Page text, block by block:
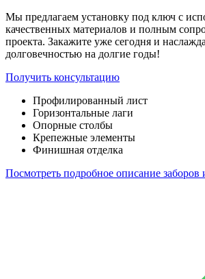
Мы предлагаем установку под ключ с
качественных материалов и полным
проекта. Закажите уже сегодня и
долговечностью на долгие годы!
Получить консультацию
Профилированный лист
Горизонтальные лаги
Опорные столбы
Крепежные элементы
Финишная отделка
Посмотреть подробное описание заборов